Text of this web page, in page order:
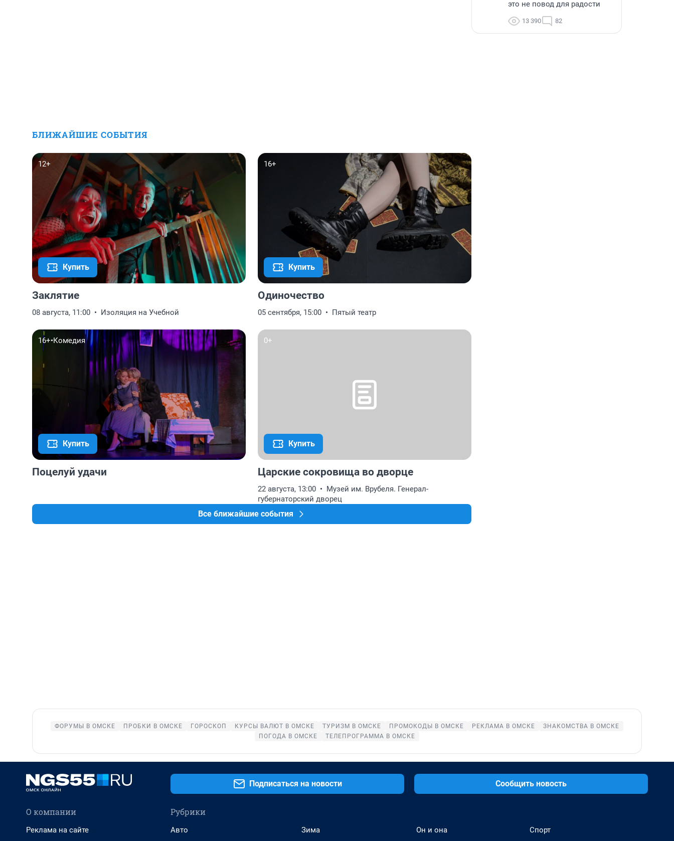
БЛИЖАЙШИЕ СОБЫТИЯ
12+
Купить
Заклятие
08 августа, 11:00 Изоляция на Учебной
16+
Купить
Одиночество
05 сентября, 15:00 Пятый театр
16+•Комедия
Купить
Поцелуй удачи
0+
Купить
Царские сокровища во дворце
22 августа, 13:00
Музей им. Врубеля. Генерал-
губернаторский дворец
Все ближайшие события
это не повод для радости
13 390 82
ФОРУМЫ В ОМСКЕ ПРОБКИ В ОМСКЕ ГОРОСКОП КУРСЫ ВАЛЮТ В ОМСКЕ ТУРИЗМ В ОМСКЕ ПРОМОКОДЫ В ОМСКЕ РЕКЛАМА В ОМСКЕ
ЗНАКОМСТВА В ОМСКЕ
ПОГОДА В ОМСКЕ
ТЕЛЕПРОГРАММА В ОМСКЕ
Подписаться на новости Сообщить новость
О компании
Реклама на сайте
Рубрики
Авто Зима Он и она Спорт